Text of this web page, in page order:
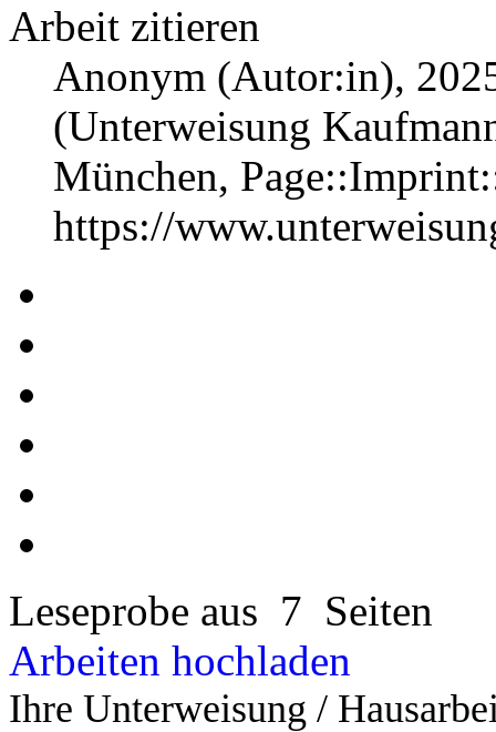
Arbeit zitieren
Anonym (Autor:in),
(Unterweisung
München,
https://
Leseprobe aus 7 Seiten
Arbeiten hochladen
Ihre Unterweisung /